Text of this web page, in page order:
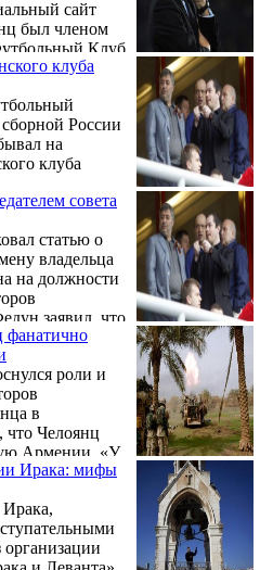
сайт
был членом
Клуб
клуба
России
на
клуба
совета
статью о
владельца
на должности
заявил, что
по
фанатично
роли и
в
что Челоянц
Армении. «У
–
как воспитал
любовь к
Ирака: мифы
организации